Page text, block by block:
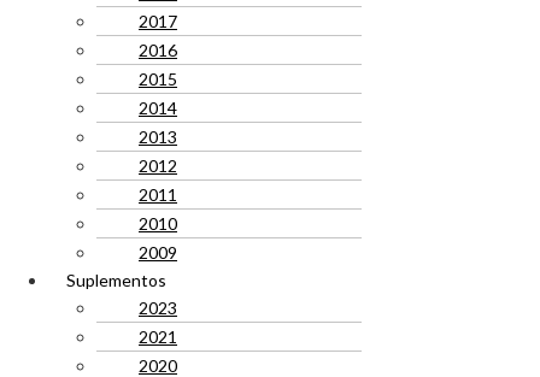
2017
2016
2015
2014
2013
2012
2011
2010
2009
Suplementos
2023
2021
2020